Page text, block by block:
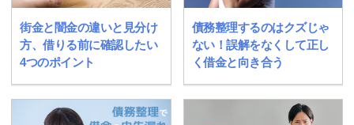
街金と闇金の違いと見分け
方、借りる前に確認したい
4つのポイント
債務整理するのはクズじゃ
ない！誤解をなくして正し
く借金と向き合う